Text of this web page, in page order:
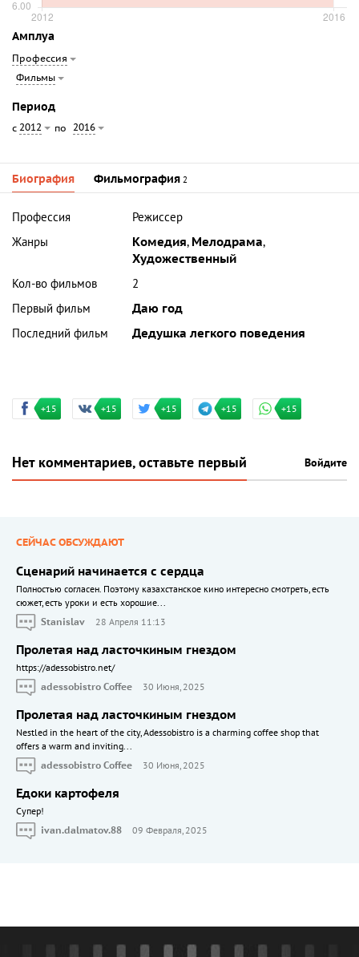
Амплуа
Профессия
Фильмы
Период
с 2012 по 2016
Биография Фильмография 2
Профессия
Режиссер
Жанры
Комедия, Мелодрама,
Художественный
Кол-во фильмов
2
Первый фильм
Даю год
Последний фильм
Дедушка легкого поведения
+15 +15 +15 +15 +15
Нет комментариев, оставьте первый Войдите
СЕЙЧАС ОБСУЖДАЮТ
Сценарий начинается с сердца
Полностью согласен. Поэтому казахстанское кино интересно смотреть, есть
сюжет, есть уроки и есть хорошие...
Stanislav
28 Апреля 11:13
Пролетая над ласточкиным гнездом
https://adessobistro.net/
adessobistro Coffee
30 Июня, 2025
Пролетая над ласточкиным гнездом
Nestled in the heart of the city, Adessobistro is a charming coffee shop that
offers a warm and inviting...
adessobistro Coffee
30 Июня, 2025
Едоки картофеля
Cупер!
ivan.dalmatov.88
09 Февраля, 2025